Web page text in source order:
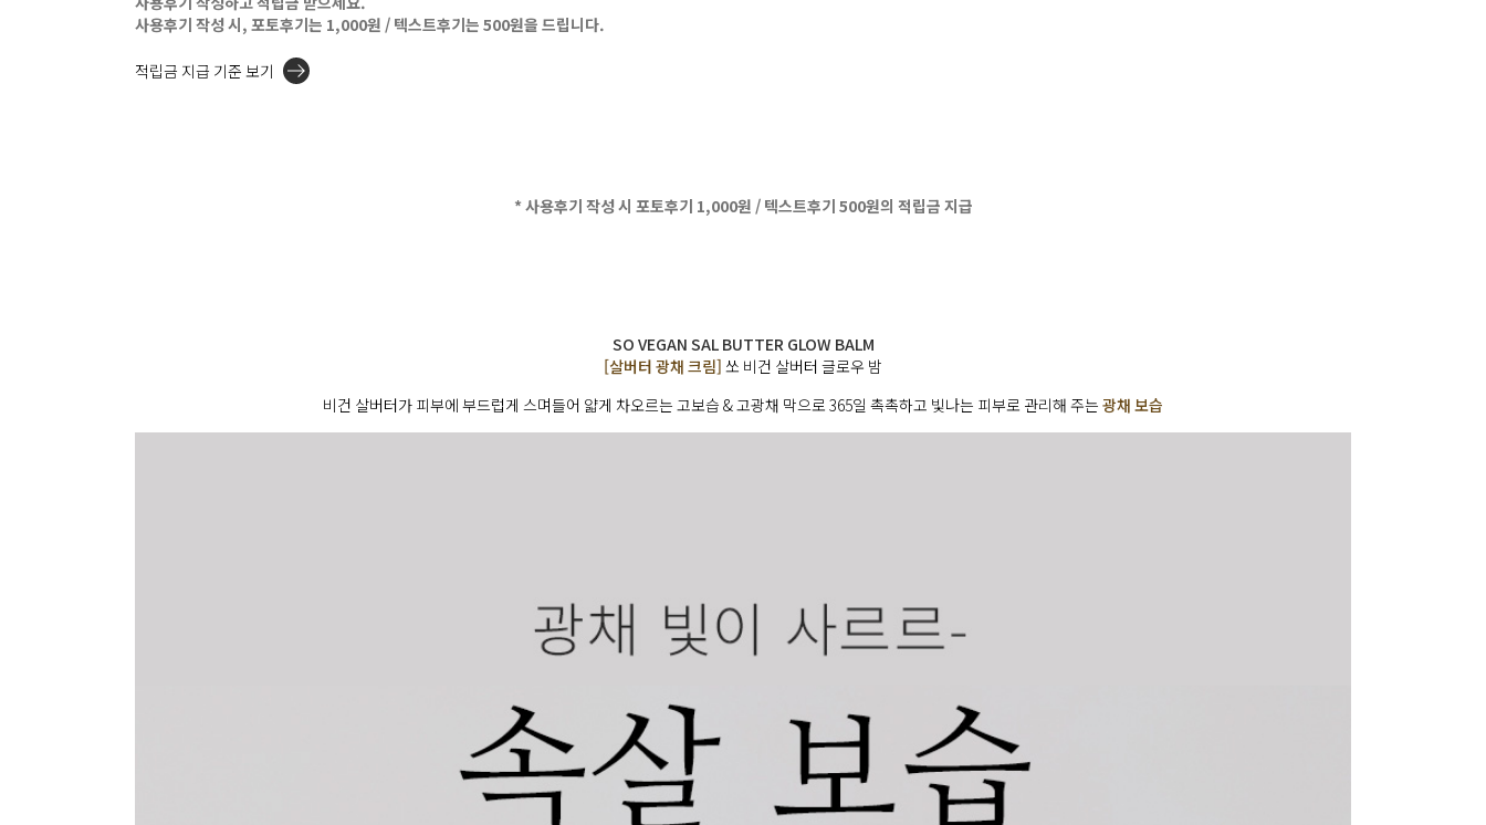
사용후기 작성 시, 포토후기는 1,000원 / 텍스트후기는 500원을 드립니다.
적립금 지급 기준 보기
* 사용후기 작성 시 포토후기 1,000원 / 텍스트후기 500원의 적립금 지급
SO VEGAN SAL BUTTER GLOW BALM
[살버터 광채 크림] 쏘 비건 살버터 글로우 밤
비건 살버터가 피부에 부드럽게 스며들어 얇게 차오르는 고보습 & 고광채 막으로 365일 촉촉하고 빛나는 피부로 관리해 주는 광채 보습